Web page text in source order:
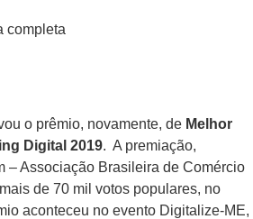
completa
o prêmio, novamente, de Melhor
Digital 2019. A premiação,
– Associação Brasileira de Comércio
de 70 mil votos populares, no
aconteceu no evento Digitalize-ME,